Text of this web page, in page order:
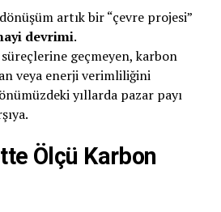
artık bir “çevre projesi”
devrimi.
geçmeyen, karbon
veya enerji verimliliğini
yıllarda pazar payı
Ölçü Karbon